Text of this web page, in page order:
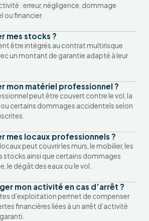
: erreur, négligence, dommage
ou financier.
mes stocks ?
être intégrés au contrat multirisque
un montant de garantie adapté à leur
mon matériel professionnel ?
peut être couvert contre le vol, la
ou certains dommages accidentels selon
mes locaux professionnels ?
peut couvrir les murs, le mobilier, les
stocks ainsi que certains dommages
le dégât des eaux ou le vol.
mon activité en cas d’arrêt ?
d’exploitation permet de compenser
financières liées à un arrêt d’activité